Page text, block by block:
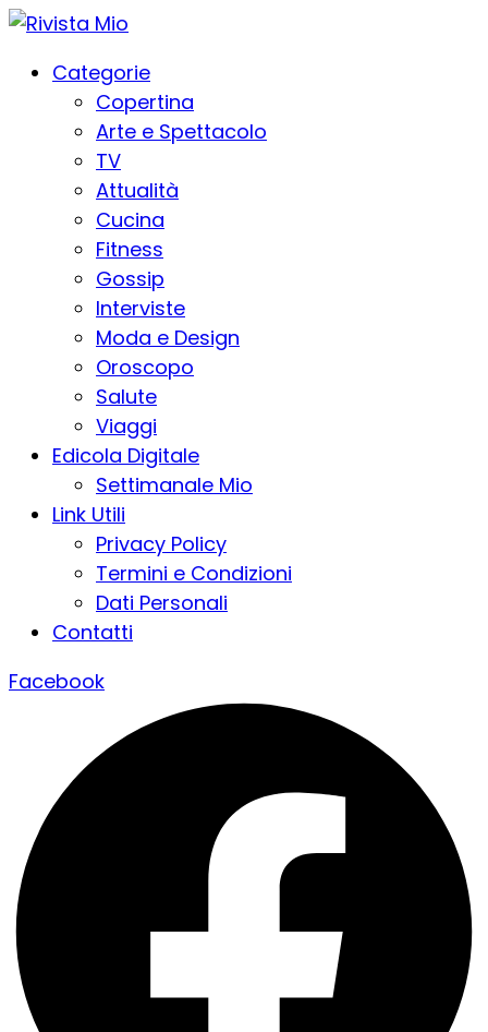
Categorie
Copertina
Arte e Spettacolo
TV
Attualità
Cucina
Fitness
Gossip
Interviste
Moda e Design
Oroscopo
Salute
Viaggi
Edicola Digitale
Settimanale Mio
Link Utili
Privacy Policy
Termini e Condizioni
Dati Personali
Contatti
Facebook